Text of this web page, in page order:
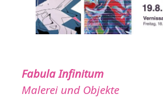
Fabula Infinitum
Malerei und Objekte